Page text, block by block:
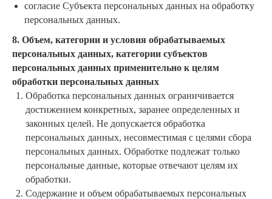
согласие Субъекта персональных данных на обработку
персональных данных.
8. Объем, категории и условия обрабатываемых
персональных данных, категории субъектов
персональных данных применительно к целям
обработки персональных данных
Обработка персональных данных ограничивается
достижением конкретных, заранее определенных и
законных целей. Не допускается обработка
персональных данных, несовместимая с целями сбора
персональных данных. Обработке подлежат только
персональные данные, которые отвечают целям их
обработки.
Содержание и объем обрабатываемых персональных